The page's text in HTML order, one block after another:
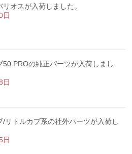
オスが入荷しました。
日
50 PROの純正パーツが入荷しまし
日
/リトルカブ系の社外パーツが入荷し
日